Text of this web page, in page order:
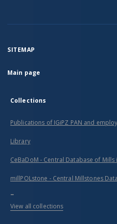
SITEMAP
Main page
Collections
Publications of IGiPZ PAN and
Library
CeBaDoM - Central Database of Mills
millPOLstone - Central Millstones
...
View all collections